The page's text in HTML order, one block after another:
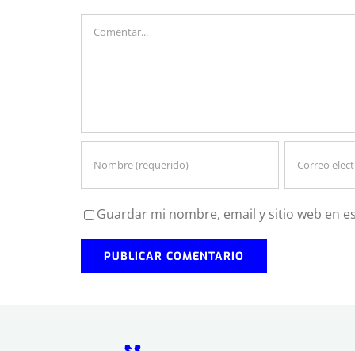
Guardar mi nombre, email y sitio web en